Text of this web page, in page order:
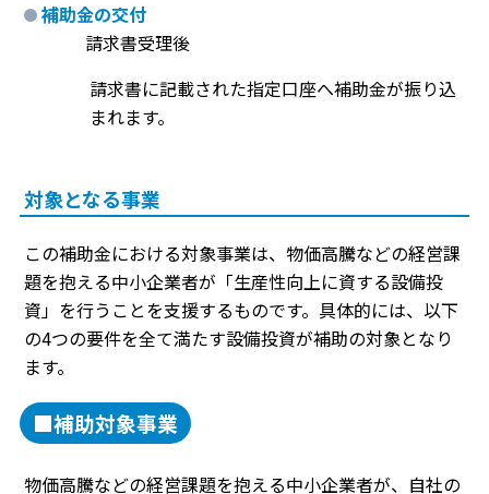
補助金の交付
請求書受理後
請求書に記載された指定口座へ補助金が振り込
まれます。
対象となる事業
この補助金における対象事業は、物価高騰などの経営課
題を抱える中小企業者が「生産性向上に資する設備投
資」を行うことを支援するものです。具体的には、以下
の4つの要件を全て満たす設備投資が補助の対象となり
ます。
■補助対象事業
物価高騰などの経営課題を抱える中小企業者が、自社の